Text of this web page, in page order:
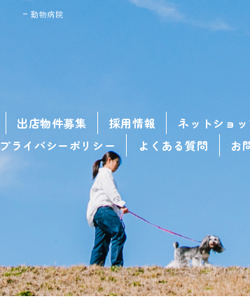
動物病院
出店物件募集 採用情報 ネットショ
プライバシーポリシー
よくある質問 お